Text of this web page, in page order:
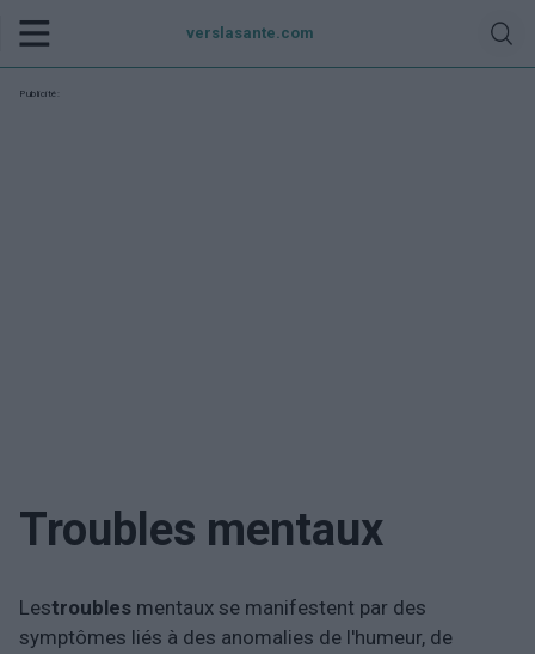
verslasante.com
Publicité:
Troubles mentaux
Lestroubles mentaux se manifestent par des
symptômes liés à des anomalies de l'humeur, de